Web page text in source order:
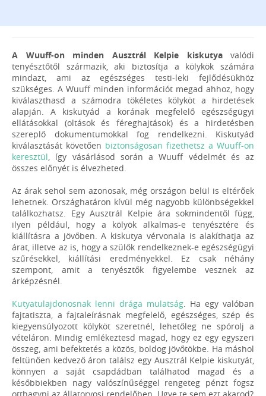
A Wuuff-on minden Ausztrál Kelpie kiskutyavalódi
tenyésztőtől származik, aki biztosítja a kölykök számára
mindazt, ami az egészséges testi-leki fejlődésükhöz
szükséges. A Wuuff minden információt megad ahhoz, hogy
kiválaszthasd a számodra tökéletes kölyköt a hirdetések
alapján. A kiskutyád a korának megfelelő egészségügyi
ellátásokkal (oltások és féreghajtások) és a hirdetésben
szereplő dokumentumokkal fog rendelkezni. Kiskutyád
kiválasztását követően biztonságosan fizethetsz a Wuuff-on
keresztül , így vásárlásod során a Wuuff védelmét és az
összes előnyét is élvezheted.
Az árak sehol sem azonosak, még országon belül is eltérőek
lehetnek. Országhatáron kívül még nagyobb különbségekkel
találkozhatsz. Egy Ausztrál Kelpie ára sokmindentől függ,
ilyen például, hogy a kölyök alkalmas-e tenyésztére és
kiállításra a jövőben. A kiskutya vérvonala is alakíthatja az
árat, illetve az is, hogy a szülők rendelkeznek-e egészségügyi
szűrésekkel, kiállítási eredményekkel. Ez csak néhány
szempont, amit a tenyésztők figyelembe vesznek az
árképzésnél.
Kutyatulajdonosnak lenni drága mulatság . Ha egy valóban
fajtatiszta, a fajtaleírásnak megfelelő, egészséges, szép és
kiegyensúlyozott kölyköt szeretnél, lehetőleg ne spórolj a
vételáron. Mindig emlékeztesd magad, hogy ez egy egyszeri
összeg, ami befektetés a közös, boldog jövőtökbe. Ha máshol
feltünően kedvező áron találsz egy Ausztrál Kelpie kiskutyát,
könnyen a saját csapdádban találhatod magad és a
későbbiekben nagy valószínűséggel rengeteg pénzt fogsz
otthagyni az állatorvosi rendelőben. Ugye te sem ezt akarod?